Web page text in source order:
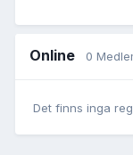
Online 0
Det finns inga